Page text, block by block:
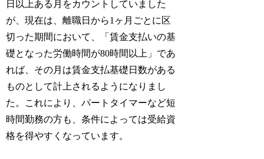
日以上ある月をカウントしていました
が、現在は、離職日から1ヶ月ごとに区
切った期間において、「賃金支払いの基
礎となった労働時間が80時間以上」であ
れば、その月は賃金支払基礎日数がある
ものとして計上されるようになりまし
た。これにより、パートタイマーなど短
時間勤務の方も、条件によっては受給資
格を得やすくなっています。